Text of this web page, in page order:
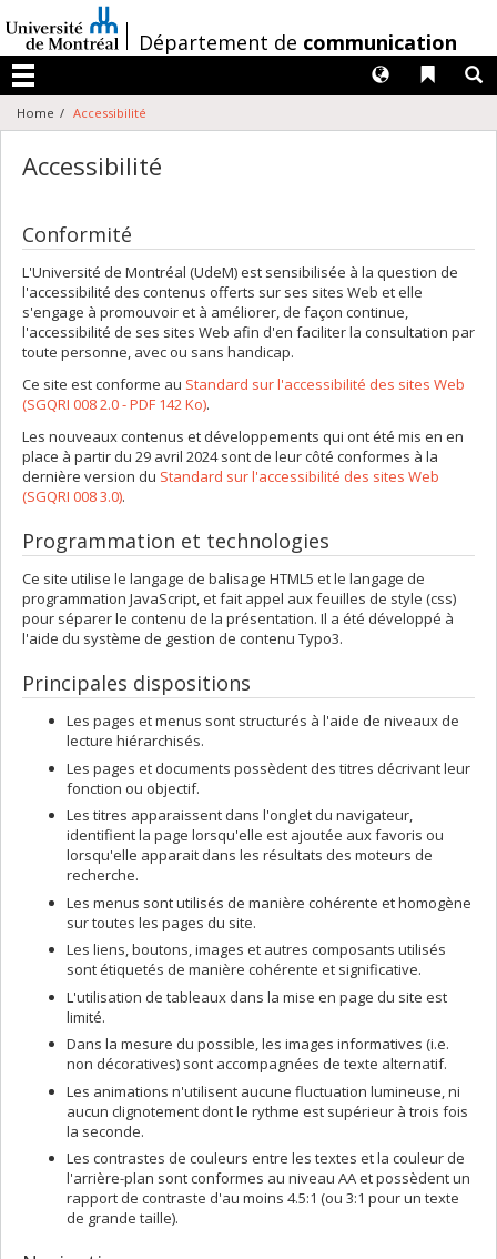
au
contenu
/Département de communication
Menu
Liens
Langues
Home Accessibilité
Accessibilité
Conformité
L'Université de Montréal (UdeM) est sensibilisée à la question de
l'accessibilité des contenus offerts sur ses sites Web et elle
s'engage à promouvoir et à améliorer, de façon continue,
l'accessibilité de ses sites Web afin d'en faciliter la consultation par
toute personne, avec ou sans handicap.
Ce site est conforme au Standard sur l'accessibilité des sites Web
(SGQRI 008 2.0 - PDF 142 Ko).
Les nouveaux contenus et développements qui ont été mis en en
place à partir du 29 avril 2024 sont de leur côté conformes à la
dernière version du Standard sur l'accessibilité des sites Web
(SGQRI 008 3.0).
Programmation et technologies
Ce site utilise le langage de balisage HTML5 et le langage de
programmation JavaScript, et fait appel aux feuilles de style (css)
pour séparer le contenu de la présentation. Il a été développé à
l'aide du système de gestion de contenu Typo3.
Principales dispositions
Les pages et menus sont structurés à l'aide de niveaux de
lecture hiérarchisés.
Les pages et documents possèdent des titres décrivant leur
fonction ou objectif.
Les titres apparaissent dans l'onglet du navigateur,
identifient la page lorsqu'elle est ajoutée aux favoris ou
lorsqu'elle apparait dans les résultats des moteurs de
recherche.
Les menus sont utilisés de manière cohérente et homogène
sur toutes les pages du site.
Les liens, boutons, images et autres composants utilisés
sont étiquetés de manière cohérente et significative.
L'utilisation de tableaux dans la mise en page du site est
limité.
Dans la mesure du possible, les images informatives (i.e.
non décoratives) sont accompagnées de texte alternatif.
Les animations n'utilisent aucune fluctuation lumineuse, ni
aucun clignotement dont le rythme est supérieur à trois fois
la seconde.
Les contrastes de couleurs entre les textes et la couleur de
l'arrière-plan sont conformes au niveau AA et possèdent un
rapport de contraste d'au moins 4.5:1 (ou 3:1 pour un texte
de grande taille).